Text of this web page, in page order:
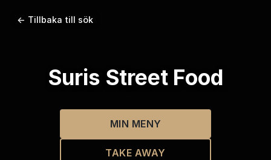
← Tillbaka till sök
Suris Street Food
MIN MENY
TAKE AWAY